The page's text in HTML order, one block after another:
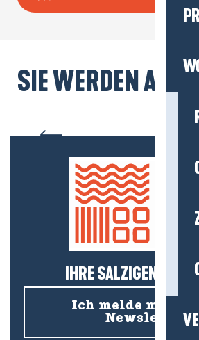
SIE WERDEN
Die Sümpfe
IHRE SALZIGEN
Ich melde mich
Newsletter